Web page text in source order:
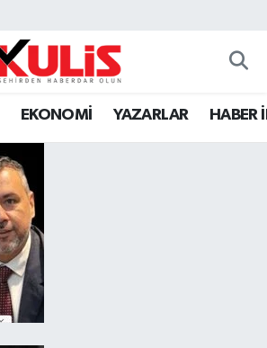
EKONOMİ YAZARLAR HABER